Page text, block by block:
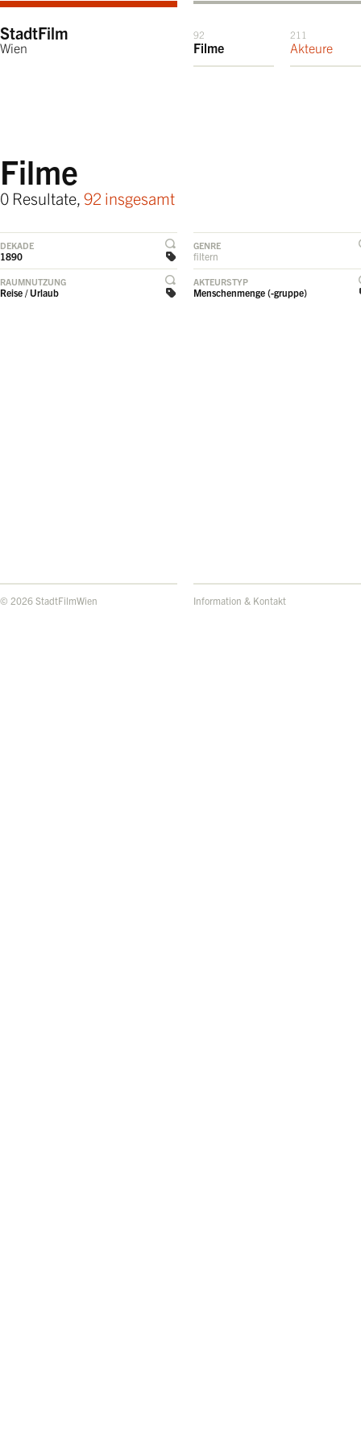
StadtFilm
Wien
92
Filme
211
Akteure
Filme
0 Resultate, 92 insgesamt
DEKADE
1890
GENRE
filtern
RAUMNUTZUNG
Reise / Urlaub
AKTEURSTYP
Menschenmenge (-gruppe)
© 2026 StadtFilmWien Information & Kontakt